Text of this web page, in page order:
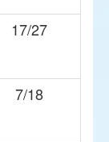
17/27
7/18